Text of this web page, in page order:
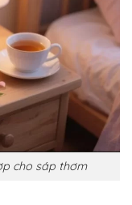
cho sáp thơm